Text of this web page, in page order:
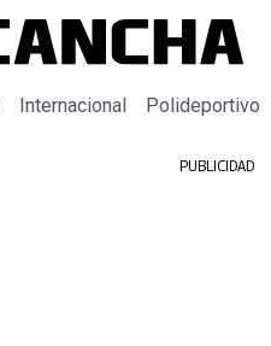
Internacional Polideportivo
PUBLICIDAD